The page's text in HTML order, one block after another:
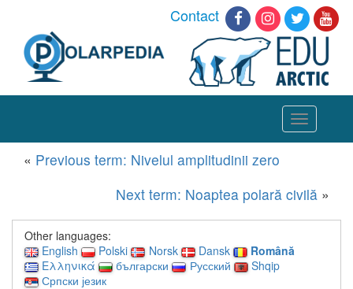
Contact
Toggle
navigation
« Previous term: Nivelul amplitudinii zero
Next term: Noaptea polară civilă »
Other languages:
English
Polski Norsk Dansk
Română
Ελληνικά
български Русский
Shqip
Српски језик